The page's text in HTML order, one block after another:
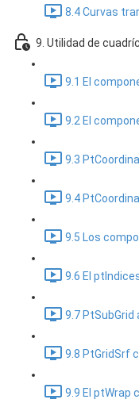
8.4 Curvas
9. Utilidad de
9.1 El
9.2 El
9.3
9.4
9.5 Los
9.6 El
9.7 PtSubGrid
9.8 PtGridSrf
9.9 El ptWrap